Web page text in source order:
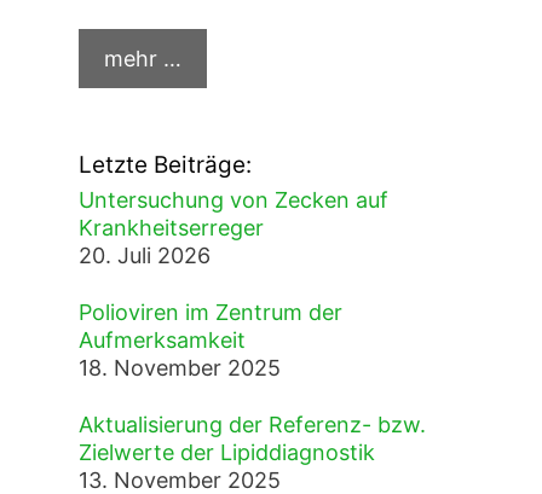
Letzte Beiträge:
Untersuchung von Zecken auf
Krankheitserreger
20. Juli 2026
Polioviren im Zentrum der
Aufmerksamkeit
18. November 2025
Aktualisierung der Referenz- bzw.
Zielwerte der Lipiddiagnostik
13. November 2025